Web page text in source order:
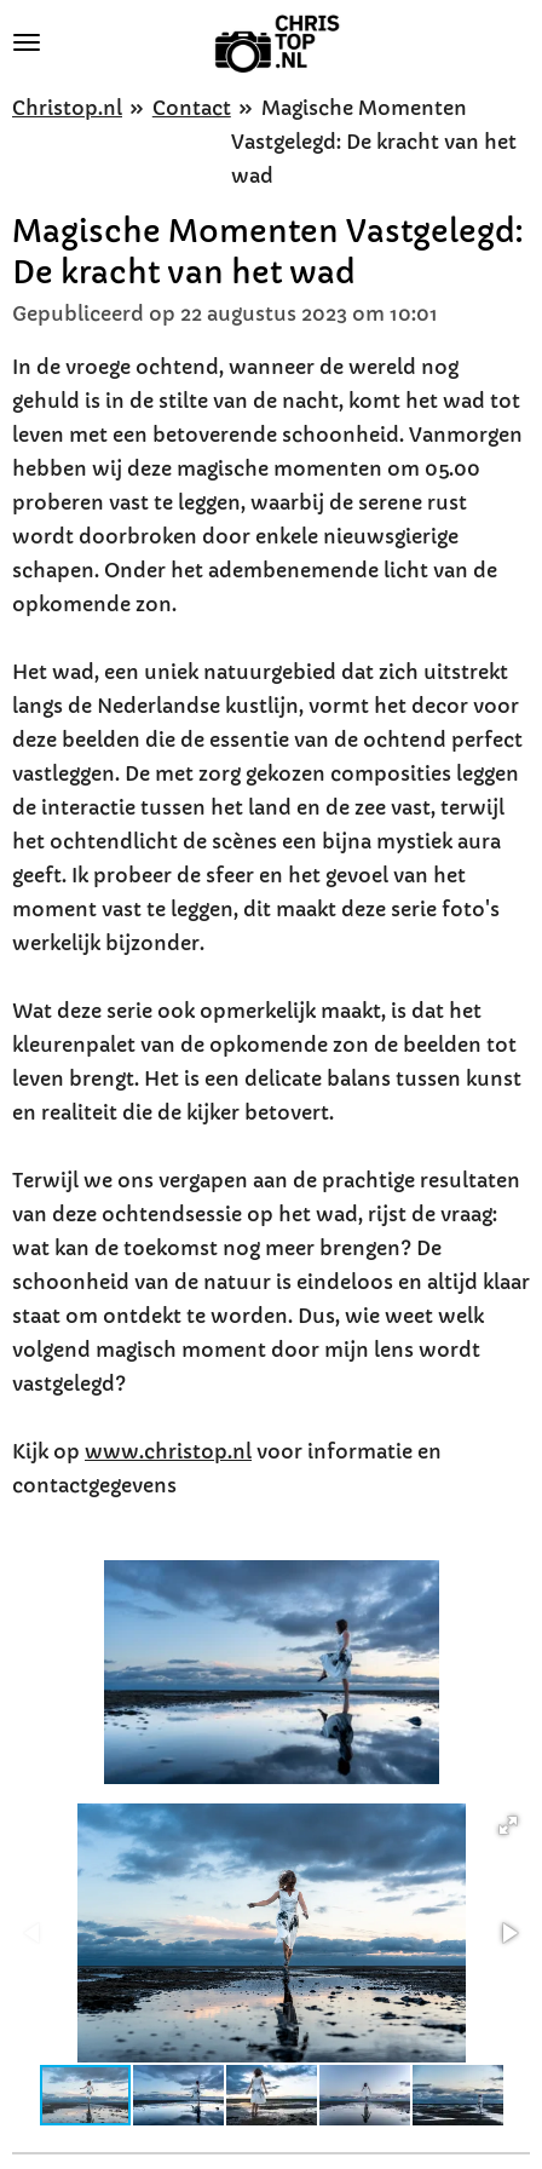
naar
Christop.nl » Contact » Magische Momenten
Vastgelegd: De kracht van het
wad
Magische Momenten Vastgelegd:
De kracht van het wad
Gepubliceerd op 22 augustus 2023 om 10:01
In de vroege ochtend, wanneer de wereld nog
gehuld is in de stilte van de nacht, komt het wad tot
leven met een betoverende schoonheid. Vanmorgen
hebben wij deze magische momenten om 05.00
proberen vast te leggen, waarbij de serene rust
wordt doorbroken door enkele nieuwsgierige
schapen. Onder het adembenemende licht van de
opkomende zon.
Het wad, een uniek natuurgebied dat zich uitstrekt
langs de Nederlandse kustlijn, vormt het decor voor
deze beelden die de essentie van de ochtend perfect
vastleggen. De met zorg gekozen composities leggen
de interactie tussen het land en de zee vast, terwijl
het ochtendlicht de scènes een bijna mystiek aura
geeft. Ik probeer de sfeer en het gevoel van het
moment vast te leggen, dit maakt deze serie foto's
werkelijk bijzonder.
Wat deze serie ook opmerkelijk maakt, is dat het
kleurenpalet van de opkomende zon de beelden tot
leven brengt. Het is een delicate balans tussen kunst
en realiteit die de kijker betovert.
Terwijl we ons vergapen aan de prachtige resultaten
van deze ochtendsessie op het wad, rijst de vraag:
wat kan de toekomst nog meer brengen? De
schoonheid van de natuur is eindeloos en altijd klaar
staat om ontdekt te worden. Dus, wie weet welk
volgend magisch moment door mijn lens wordt
vastgelegd?
Kijk op www.christop.nl voor informatie en
contactgegevens